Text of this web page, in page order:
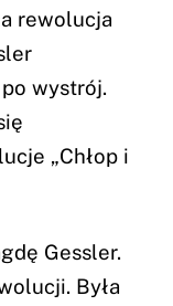
rewolucja
wystrój.
„Chłop i
Gessler.
Była